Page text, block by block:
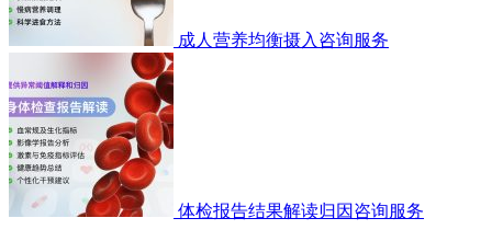
成人营养均衡摄入咨询服务
体检报告结果解读归因咨询服务